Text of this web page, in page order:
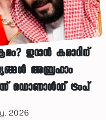
ഇറാൻ കരാറിന്
അബ്രഹാം
ഡൊണാൾഡ് ട്രംപ്
2026